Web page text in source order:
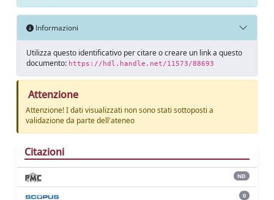
Informazioni
Utilizza questo identificativo per citare o creare un link a questo
documento: https://hdl.handle.net/11573/88693
Attenzione
Attenzione! I dati visualizzati non sono stati sottoposti a
validazione da parte dell'ateneo
Citazioni
ND
0